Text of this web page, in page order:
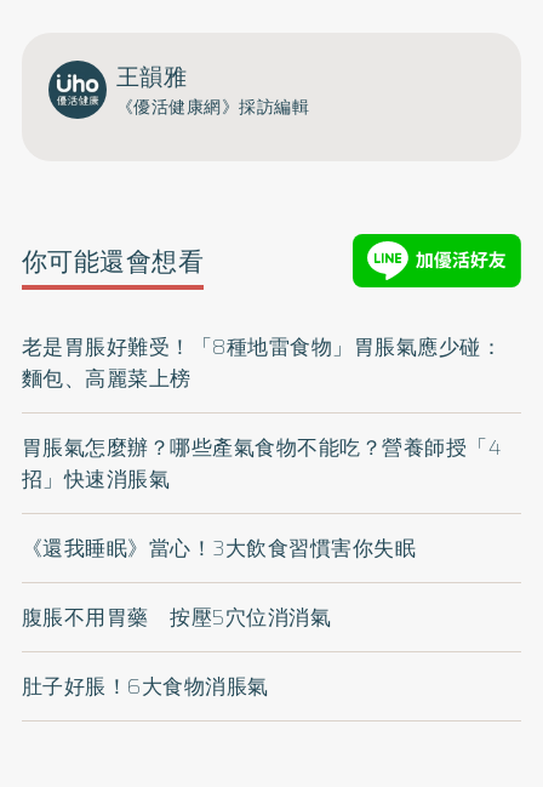
王韻雅
《優活健康網》採訪編輯
你可能還會想看
老是胃脹好難受！「8種地雷食物」胃脹氣應少碰：
麵包、高麗菜上榜
胃脹氣怎麼辦？哪些產氣食物不能吃？營養師授「4
招」快速消脹氣
《還我睡眠》當心！3大飲食習慣害你失眠
腹脹不用胃藥 按壓5穴位消消氣
肚子好脹！6大食物消脹氣